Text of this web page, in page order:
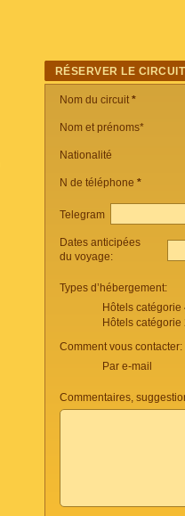
RÉSERVER LE CIRCUIT
Nom du circuit*
Nom et prénoms*
Nationalité
N de téléphone *
Telegram
Dates anticipées
du voyage:
Types d’hébergement:
Hôtels
Hôtels
Comment vous contacter:
Par e-mail
Commentaires,